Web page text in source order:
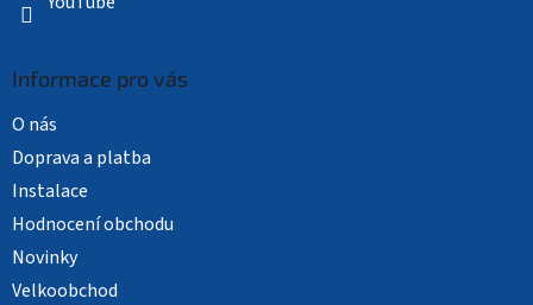
Informace pro vás
O nás
Doprava a platba
Instalace
Hodnocení obchodu
Novinky
Velkoobchod